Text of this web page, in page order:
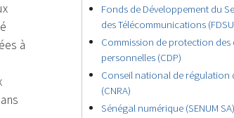
à
Fonds de Développement du
des Télécommunications
Commission de protection des
personnelles (CDP)
Conseil national de régulation
(CNRA)
Sénégal numérique (SENUM SA)